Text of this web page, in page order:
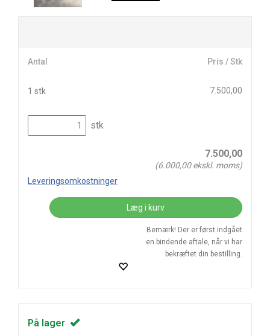
Antal Pris / Stk
1 stk 7.500,00
stk
7.500,00
(6.000,00ekskl. moms)
Leveringsomkostninger
Læg i kurv
Bemærk! Der er først indgået
en bindende aftale, når vi har
bekræftet din bestilling.
På lager